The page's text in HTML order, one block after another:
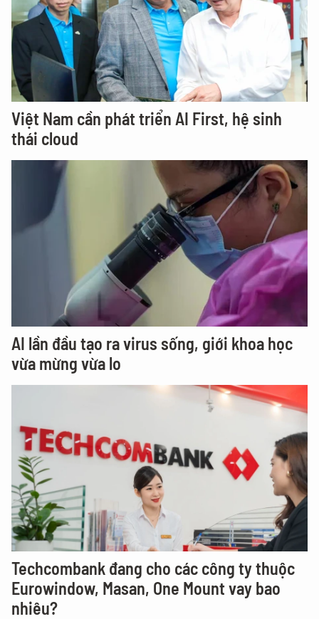
Việt Nam cần phát triển AI First, hệ sinh
thái cloud
AI lần đầu tạo ra virus sống, giới khoa học
vừa mừng vừa lo
Techcombank đang cho các công ty thuộc
Eurowindow, Masan, One Mount vay bao
nhiêu?